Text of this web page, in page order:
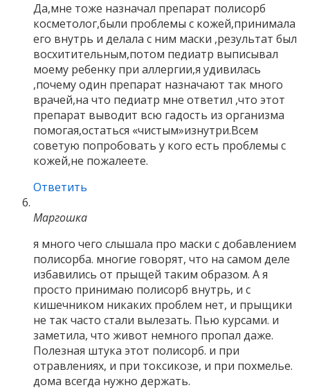
Да,мне тоже назначал препарат полисорб
косметолог,были проблемы с кожей,принимала
его внутрь и делала с ним маски ,результат был
восхитительным,потом педиатр выписывал
моему ребенку при аллергии,я удивилась
,почему один препарат назначают так много
врачей,на что педиатр мне ответил ,что этот
препарат выводит всю гадость из организма
помогая,остаться «чистым»изнутри.Всем
советую попробовать у кого есть проблемы с
кожей,не пожалеете.
Ответить
Маргошка
я много чего слышала про маски с добавлением
полисорба. многие говорят, что на самом деле
избавились от прыщей таким образом. А я
просто принимаю полисорб внутрь, и с
кишечником никаких проблем нет, и прыщики
не так часто стали вылезать. Пью курсами. и
заметила, что живот немного пропал даже.
Полезная штука этот полисорб. и при
отравлениях, и при токсикозе, и при похмелье.
дома всегда нужно держать.